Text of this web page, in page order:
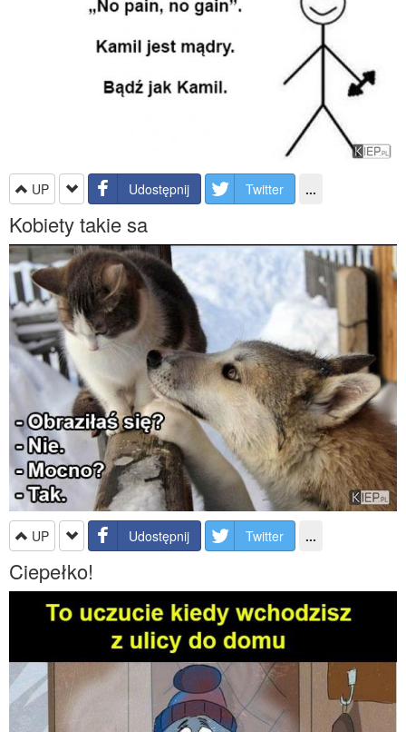
UP Udostępnij Twitter ...
Kobiety takie sa
UP Udostępnij Twitter ...
Ciepełko!